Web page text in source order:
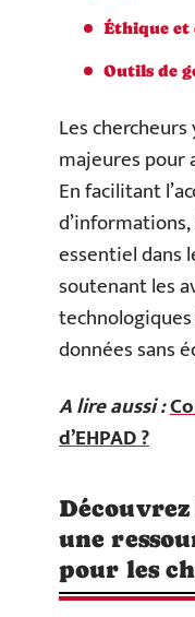
Éthique et
Outils de
Les
majeures pour
En facilitant
essentiel dans
soutenant les
données sans
A lire aussi :
d’EHPAD ?
une
pour les